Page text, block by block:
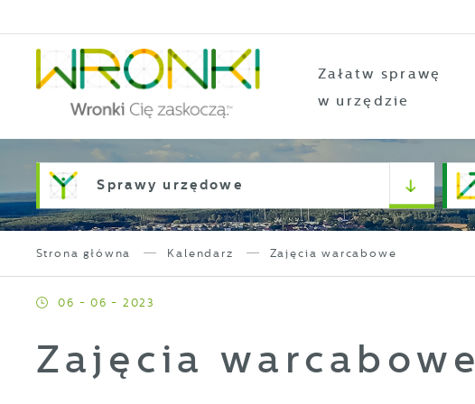
Załatw sprawę
w urzędzie
Sprawy urzędowe
Strona główna Kalendarz Zajęcia warcabowe
06 - 06 - 2023
Zajęcia warcabowe